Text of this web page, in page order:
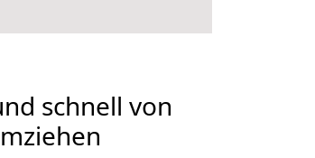
schnell von